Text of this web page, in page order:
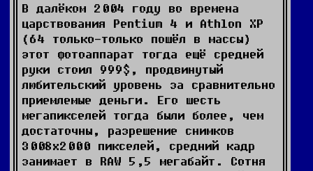
В далёком 2004 году во времена
царствования Pentium 4 и Athlon XP
(64 только-только пошёл в массы)
этот фотоаппарат тогда ещё средней
руки стоил 999$, продвинутый
любительский уровень за сравнительно
приемлемые деньги. Его шесть
мегапикселей тогда были более, чем
достаточны, разрешение снимков
3008х2000 пикселей, средний кадр
занимает в RAW 5,5 мегабайт. Сотня